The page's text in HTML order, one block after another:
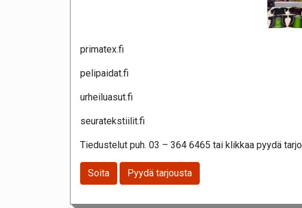
primatex.fi
pelipaidat.fi
urheiluasut.fi
seuratekstiilit.fi
Tiedustelut puh. 03 – 364 6465 tai klikkaa pyydä
Soita Pyydä tarjousta